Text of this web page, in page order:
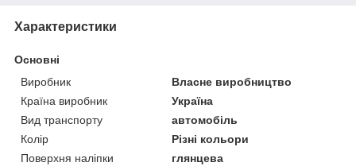
Характеристики
Основні
Виробник
Власне виробництво
Країна виробник
Україна
Вид транспорту
автомобіль
Колір
Різні кольори
Поверхня наліпки
глянцева